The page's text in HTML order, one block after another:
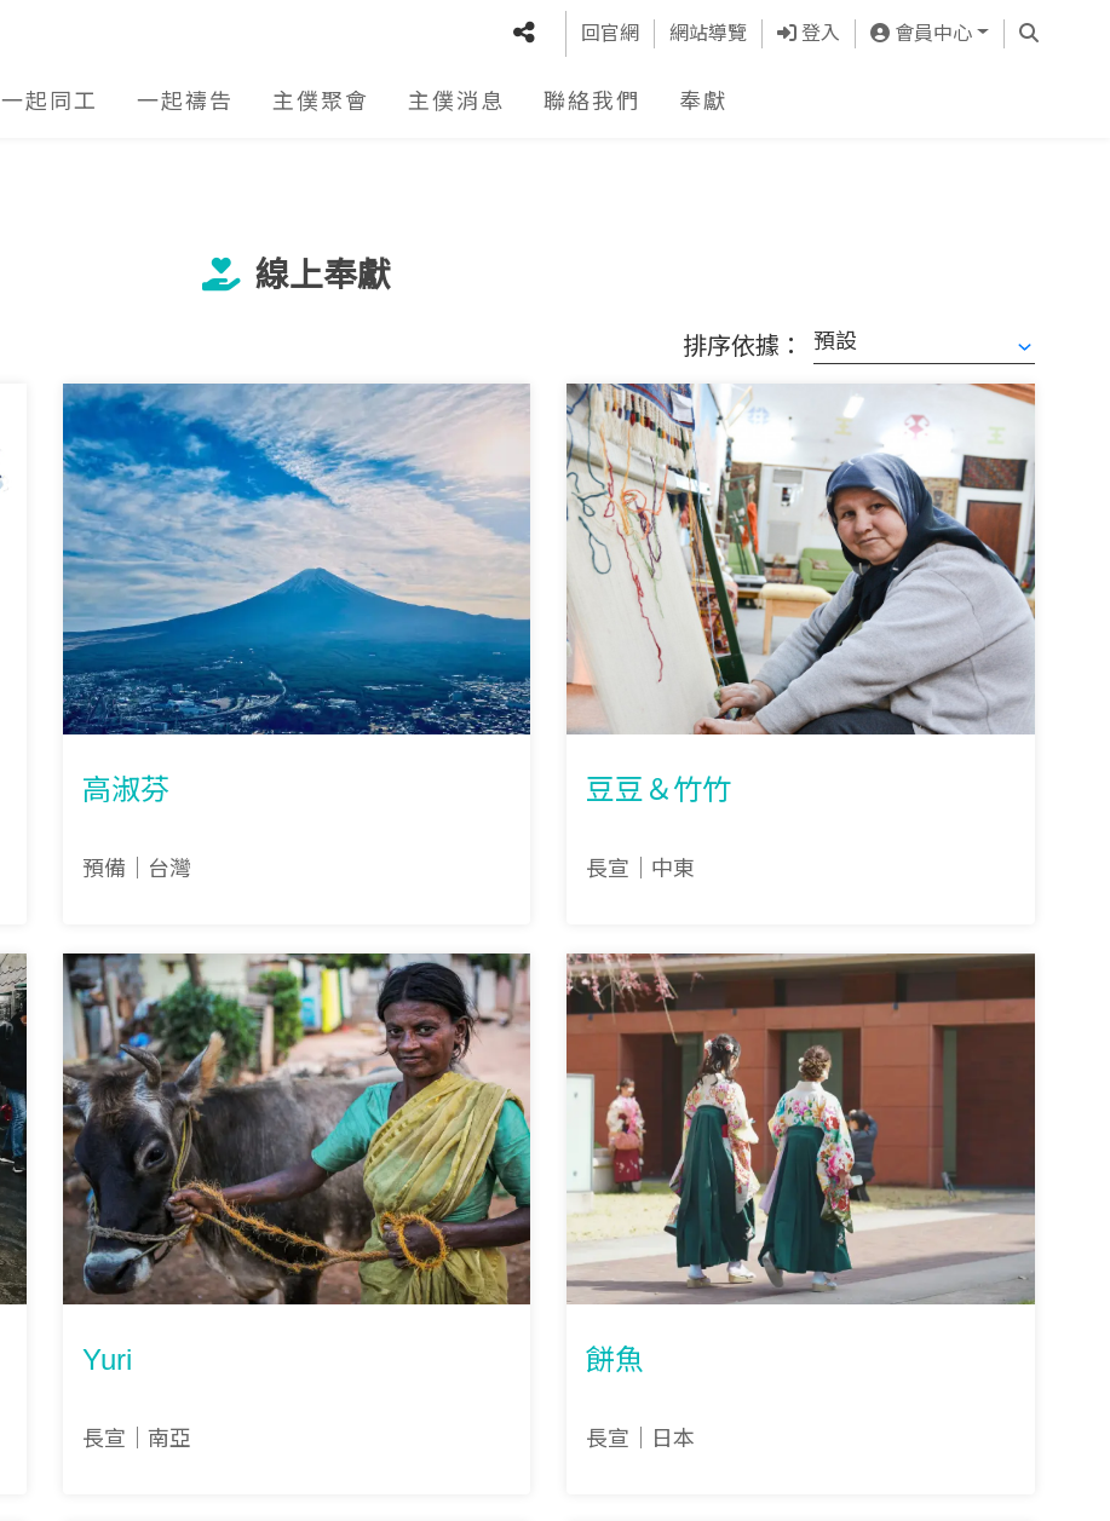
回官網 網站導覽 登入 會員中心 查詢
一起同工 一起禱告 主僕聚會 主僕消息 聯絡我們 奉獻
線上奉獻
排序依據：
高淑芬
預備｜台灣
豆豆＆竹竹
長宣｜中東
Yuri
長宣｜南亞
餅魚
長宣｜日本